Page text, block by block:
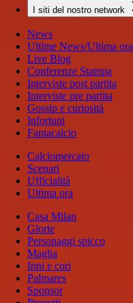
I siti del nostro network
News
Ultime News/Ultima ora
Live Blog
Conferenze Stampa
Interviste post partita
Interviste pre partita
Gossip e curiosità
Infortuni
Fantacalcio
Calciomercato
Scenari
Ufficialità
Ultima ora
Casa Milan
Glorie
Personaggi spicco
Maglia
Inni e cori
Palmares
Sponsor